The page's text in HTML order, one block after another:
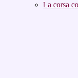
La corsa